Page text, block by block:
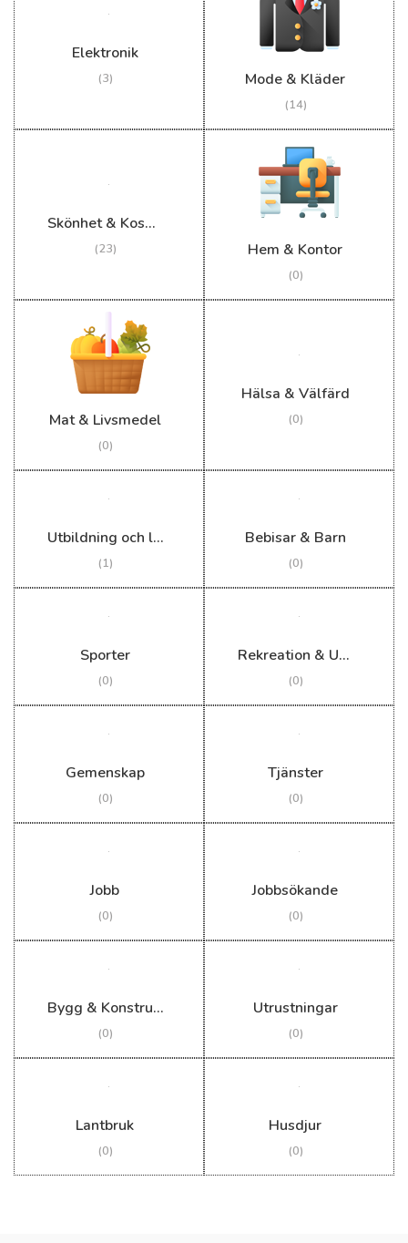
Elektronik
(3) Mode & Kläder
(14)
Skönhet & Kosmetika
(23) Hem & Kontor
(0)
Mat & Livsmedel
(0)
Hälsa & Välfärd
(0)
Utbildning och lärande
(1)
Bebisar & Barn
(0)
Sporter
(0)
Rekreation & Utomhus
(0)
Gemenskap
(0)
Tjänster
(0)
Jobb
(0)
Jobbsökande
(0)
Bygg & Konstruktion
(0)
Utrustningar
(0)
Lantbruk
(0)
Husdjur
(0)